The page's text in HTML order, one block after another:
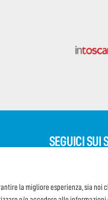
la migliore esperienza, sia
SEGUICI SUI